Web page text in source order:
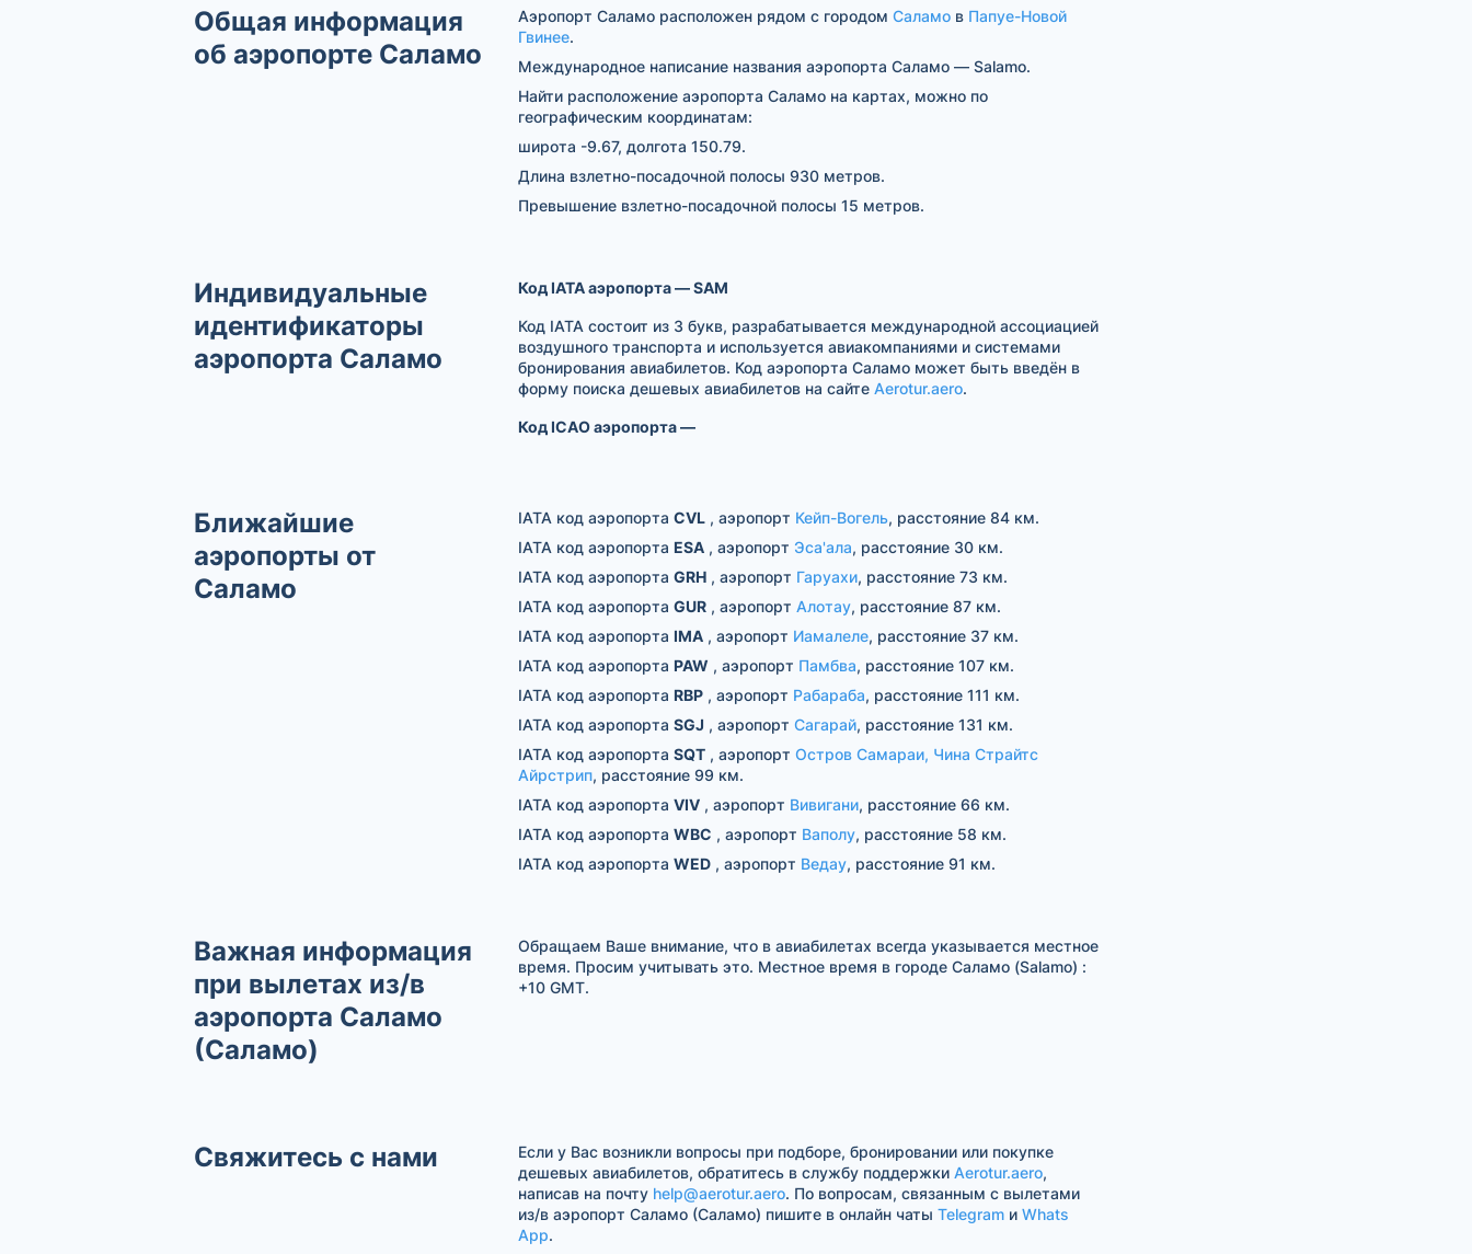
Общая информация
об аэропорте Саламо
Аэропорт Саламо расположен рядом с городом Саламов Папуе-Новой
Гвинее.
Международное написание названия аэропорта Саламо — Salamo.
Найти расположение аэропорта Саламо на картах, можно по
географическим координатам:
широта -9.67, долгота 150.79.
Длина взлетно-посадочной полосы 930 метров.
Превышение взлетно-посадочной полосы 15 метров.
Индивидуальные
идентификаторы
аэропорта Саламо
Код IATA аэропорта — SAM
Код IATA состоит из 3 букв, разрабатывается международной ассоциацией
воздушного транспорта и используется авиакомпаниями и системами
бронирования авиабилетов. Код аэропорта Саламо может быть введён в
форму поиска дешевых авиабилетов на сайте Aerotur.aero.
Код ICAO аэропорта —
Ближайшие
аэропорты от
Саламо
IATA код аэропорта CVL, аэропорт Кейп-Вогель, расстояние 84 км.
IATA код аэропорта ESA, аэропорт Эса'ала, расстояние 30 км.
IATA код аэропорта GRH, аэропорт Гаруахи, расстояние 73 км.
IATA код аэропорта GUR, аэропорт Алотау, расстояние 87 км.
IATA код аэропорта IMA, аэропорт Иамалеле, расстояние 37 км.
IATA код аэропорта PAW , аэропорт Памбва, расстояние 107 км.
IATA код аэропорта RBP, аэропорт Рабараба, расстояние 111 км.
IATA код аэропорта SGJ , аэропорт Сагарай, расстояние 131 км.
IATA код аэропорта SQT, аэропорт Остров Самараи, Чина Страйтс
Айрстрип, расстояние 99 км.
IATA код аэропорта VIV, аэропорт Вивигани, расстояние 66 км.
IATA код аэропорта WBC , аэропорт Ваполу, расстояние 58 км.
IATA код аэропорта WED, аэропорт Ведау, расстояние 91 км.
Важная информация
при вылетах из/в
аэропорта Саламо
(Саламо)
Обращаем Ваше внимание, что в авиабилетах всегда указывается местное
время. Просим учитывать это. Местное время в городе Саламо (Salamo) :
+10 GMT.
Свяжитесь с нами
Если у Вас возникли вопросы при подборе, бронировании или покупке
дешевых авиабилетов, обратитесь в службу поддержки Aerotur.aero,
написав на почту help@aerotur.aero. По вопросам, связанным с вылетами
из/в аэропорт Саламо (Саламо) пишите в онлайн чаты Telegramи Whats
App.